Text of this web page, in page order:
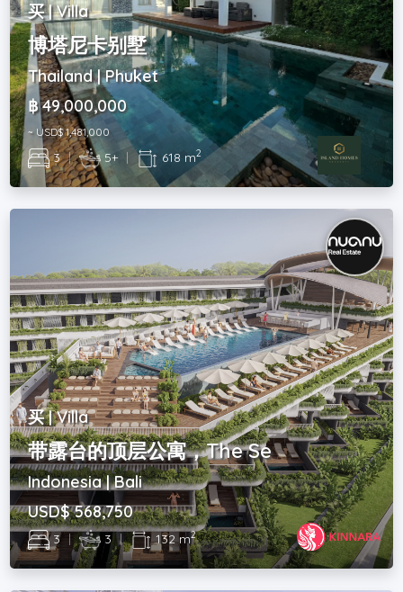
买 | Villa
博塔尼卡别墅
Thailand | Phuket
฿ 49,000,000
~ USD$ 1,481,000
3 | 5+ | 618 m2
买 | Villa
带露台的顶层公寓，The Se
Indonesia | Bali
USD$ 568,750
3 | 3 | 132 m2